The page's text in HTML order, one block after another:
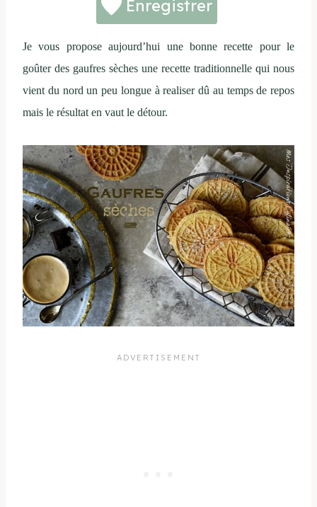
Enregistrer
Je vous propose aujourd’hui une bonne recette pour le
goûter des gaufres sèches une recette traditionnelle qui nous
vient du nord un peu longue à realiser dû au temps de repos
mais le résultat en vaut le détour.